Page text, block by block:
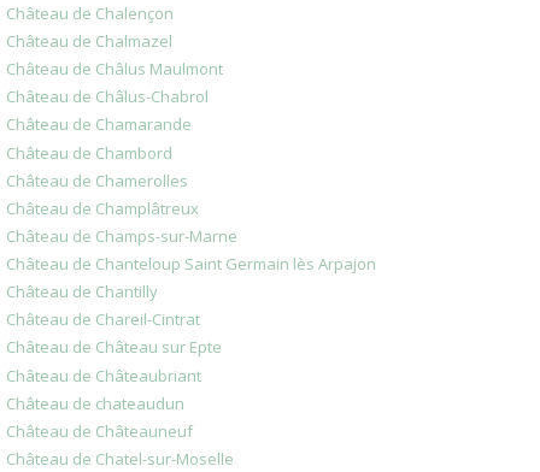
Château de Chalençon
Château de Chalmazel
Château de Châlus Maulmont
Château de Châlus-Chabrol
Château de Chamarande
Château de Chambord
Château de Chamerolles
Château de Champlâtreux
Château de Champs-sur-Marne
Château de Chanteloup Saint Germain lès Arpajon
Château de Chantilly
Château de Chareil-Cintrat
Château de Château sur Epte
Château de Châteaubriant
Château de chateaudun
Château de Châteauneuf
Château de Chatel-sur-Moselle